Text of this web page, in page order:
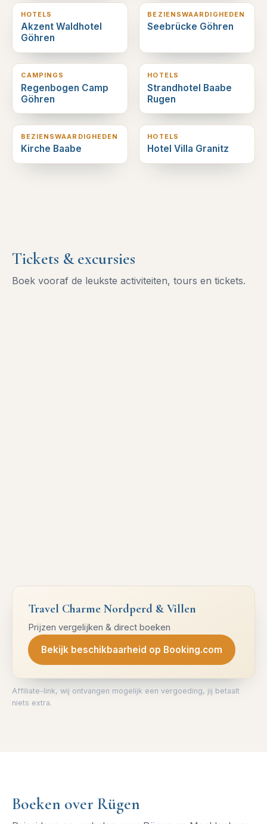
HOTELS
Akzent Waldhotel
Göhren
BEZIENSWAARDIGHEDEN
Seebrücke Göhren
1 km verderop
CAMPINGS
Regenbogen Camp
Göhren
3 km verderop
HOTELS
Strandhotel Baabe
Rugen
3 km verderop
BEZIENSWAARDIGHEDEN
Kirche Baabe
3 km verderop
HOTELS
Hotel Villa Granitz
Tickets & excursies
Boek vooraf de leukste activiteiten, tours en tickets.
Travel Charme Nordperd & Villen
Prijzen vergelijken & direct boeken
Bekijk beschikbaarheid op Booking.com
Affiliate-link, wij ontvangen mogelijk een vergoeding, jij betaalt
niets extra.
Boeken over Rügen